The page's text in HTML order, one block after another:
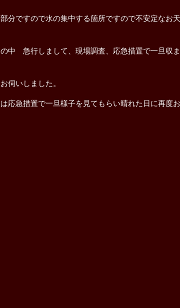
分ですので水の集中する箇所ですので不安定なお
中 急行しまして、現場調査、応急措置で一旦収
伺いしました。
応急措置で一旦様子を見てもらい晴れた日に再度お